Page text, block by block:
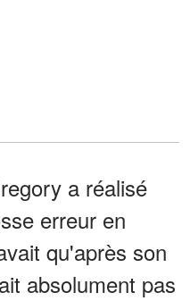
a réalisé
erreur en
qu'après son
absolument pas